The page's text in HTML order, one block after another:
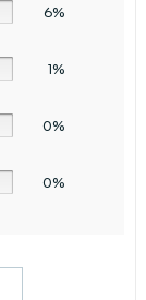
6%
1%
0%
0%